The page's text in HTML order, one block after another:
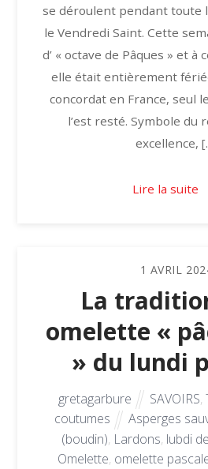
se déroulent pendant toute
le Vendredi Saint. Cette
d’ « octave de Pâques » et à
elle était entièrement
concordat en France, seul
l’est resté. Symbole du
excellence,
Lire la suite
1 AVRIL
La
omelette «
» du lundi
gretagarbure SAVOIRS,
coutumes
Asperges
(boudin), Lardons, lubdi
Omelette, omelette